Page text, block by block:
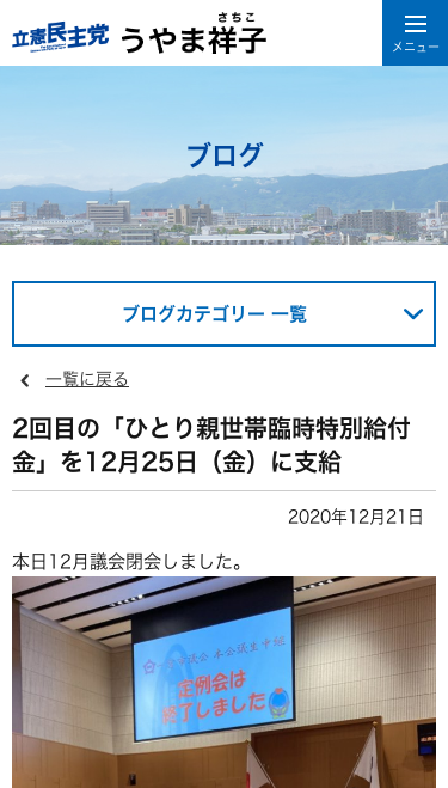
ブログ
ブログカテゴリー 一覧
一覧に戻る
2回目の「ひとり親世帯臨時特別給付
金」を12月25日（金）に支給
2020年12月21日
本日12月議会閉会しました。